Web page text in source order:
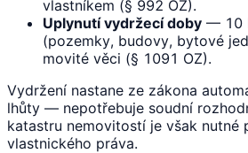
vlastníkem (§ 992 OZ).
Uplynutí vydržecí doby — 10
(pozemky, budovy, bytové
movité věci (§ 1091 OZ).
Vydržení nastane ze zákona
lhůty — nepotřebuje soudní
katastru nemovitostí je však nutné
vlastnického práva.